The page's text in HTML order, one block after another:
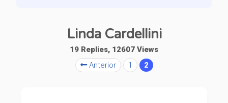
Linda Cardellini
19 Replies, 12607 Views
Anterior
1 2